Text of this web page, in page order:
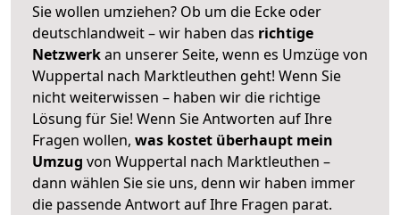
Sie wollen umziehen? Ob um die Ecke oder
deutschlandweit – wir haben das richtige
Netzwerkan unserer Seite, wenn es Umzüge von
Wuppertal nach Marktleuthen geht! Wenn Sie
nicht weiterwissen – haben wir die richtige
Lösung für Sie! Wenn Sie Antworten auf Ihre
Fragen wollen, was kostet überhaupt mein
Umzug von Wuppertal nach Marktleuthen –
dann wählen Sie sie uns, denn wir haben immer
die passende Antwort auf Ihre Fragen parat.